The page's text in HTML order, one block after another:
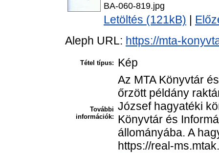
BA-060-819.jpg
Letöltés (121kB)
Aleph URL: https://mta-
Tétel típus: Kép
További
információk:
Az MTA Könyvtár
őrzött példány
József hagyatéki
Könyvtár és
állományába. A
https://real-